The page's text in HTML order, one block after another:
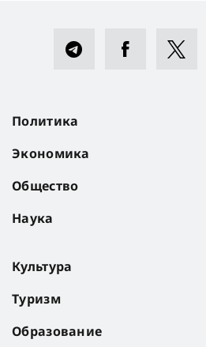
Политика
Экономика
Общество
Наука
Культура
Туризм
Образование